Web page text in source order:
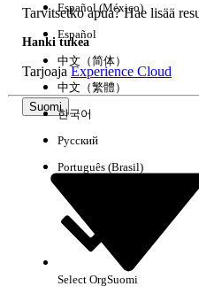
Tarvitsetko apua? Hae lisää
Hanki tukea
TarjoajaExperience Cloud
Suomi
Español (México)
Español
中文（简体）
中文（繁體）
한국어
Русский
Português (Brasil)
Select OrgSuomi